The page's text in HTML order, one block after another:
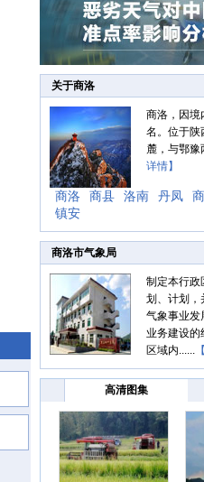
关于商洛
商洛，因境
名。位于陕
麓，与鄂豫
详情】
商洛 商县 洛南 丹凤
镇安
商洛市气象局
制定本行政
划、计划，
气象事业发
业务建设的
区域内......
高清图集